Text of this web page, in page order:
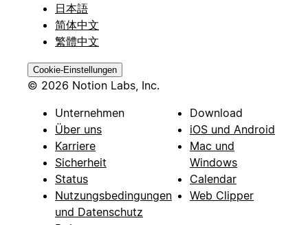
日本語
简体中文
繁體中文
Cookie-Einstellungen
© 2026 Notion Labs, Inc.
Unternehmen
Über uns
Karriere
Sicherheit
Status
Nutzungsbedingungen
und Datenschutz
Download
iOS und Android
Mac und
Windows
Calendar
Web Clipper